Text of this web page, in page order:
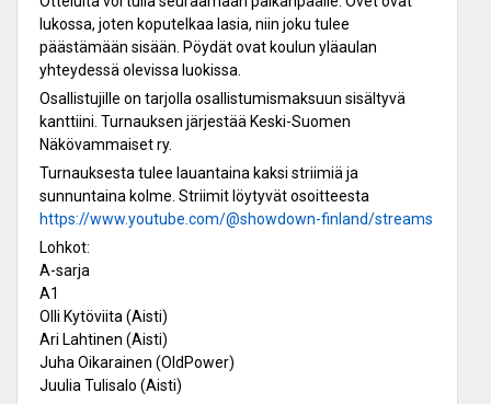
lukossa, joten koputelkaa lasia, niin joku tulee
päästämään sisään. Pöydät ovat koulun yläaulan
yhteydessä olevissa luokissa.
Osallistujille on tarjolla osallistumismaksuun sisältyvä
kanttiini. Turnauksen järjestää Keski-Suomen
Näkövammaiset ry.
Turnauksesta tulee lauantaina kaksi striimiä ja
sunnuntaina kolme. Striimit löytyvät osoitteesta
https://www.youtube.com/@showdown-finland/streams
Lohkot:
A-sarja
A1
Olli Kytöviita (Aisti)
Ari Lahtinen (Aisti)
Juha Oikarainen (OldPower)
Juulia Tulisalo (Aisti)